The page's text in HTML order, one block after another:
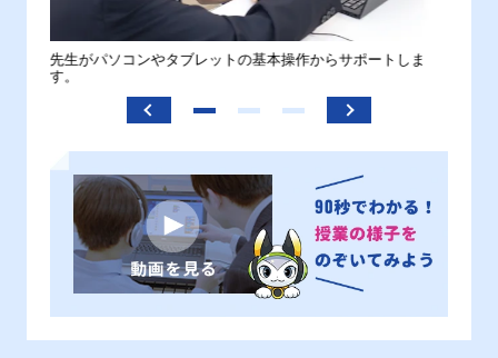
先生がパソコンやタブレットの基本操作からサポートしま
す。